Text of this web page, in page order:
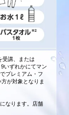
受講、または
いずれかにてマン
プレミアム・フ
が対象となりま
なります。店舗